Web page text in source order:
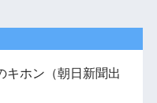
キホン（朝日新聞出